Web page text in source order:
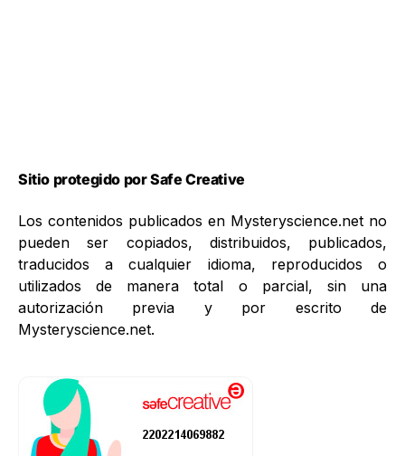
Sitio protegido por Safe Creative
Los contenidos publicados en Mysteryscience.net no
pueden ser copiados, distribuidos, publicados,
traducidos a cualquier idioma, reproducidos o
utilizados de manera total o parcial, sin una
autorización previa y por escrito de
Mysteryscience.net.